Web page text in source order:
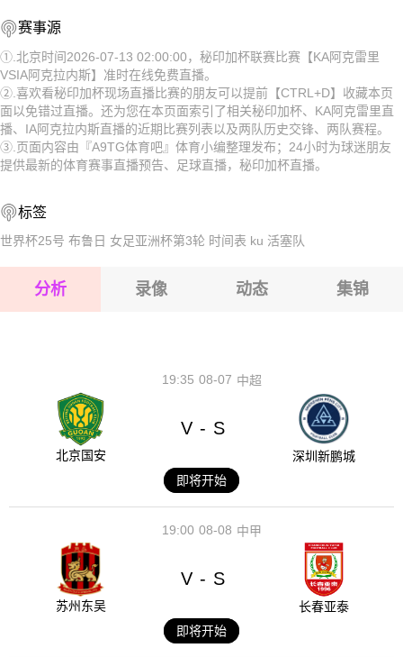
2026-08-15 【秘印加杯】 KA阿克雷里VSIA阿克拉内斯
2026-08-15 【秘印加杯】 KA阿克雷里VSIA阿克拉内斯
2026-08-15 【秘印加杯】 KA阿克雷里VSIA阿克拉内斯
2026-08-15 【秘印加杯】 KA阿克雷里VSIA阿克拉内斯
2026-08-15 【秘印加杯】 KA阿克雷里VSIA阿克拉内斯
2026-08-15 【秘印加杯】 KA阿克雷里VSIA阿克拉内斯
2026-08-15 【秘印加杯】 KA阿克雷里VSIA阿克拉内斯
赛事源
①.北京时间2026-07-13 02:00:00，秘印加杯联赛比赛【KA阿克雷里
VSIA阿克拉内斯】准时在线免费直播。
②.喜欢看秘印加杯现场直播比赛的朋友可以提前【CTRL+D】收藏本页
面以免错过直播。还为您在本页面索引了相关秘印加杯、KA阿克雷里直
播、IA阿克拉内斯直播的近期比赛列表以及两队历史交锋、两队赛程。
③.页面内容由『A9TG体育吧』体育小编整理发布；24小时为球迷朋友
提供最新的体育赛事直播预告、足球直播，秘印加杯直播。
标签
世界杯25号 布鲁日 女足亚洲杯第3轮 时间表 ku 活塞队
分析 录像 动态 集锦
08-07
19:35 中超
北京国安
V - S
深圳新鹏城
即将开始
08-08
19:00 中甲
苏州东吴
V - S
长春亚泰
即将开始